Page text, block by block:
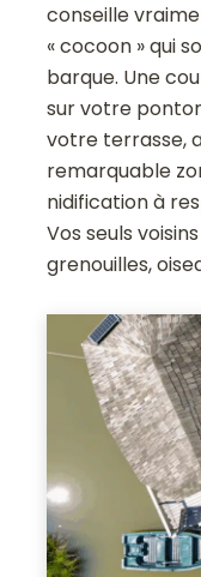
conseille
« cocoon » qui
barque. Une
sur votre
votre terrasse,
remarquable
nidification à
Vos seuls
grenouilles,